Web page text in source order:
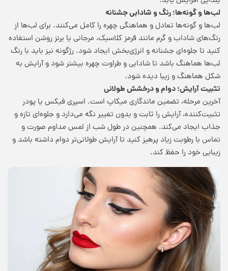
لب‌ها و گونه‌ها؛ رنگ و شادابی جشنانه
لب‌ها و گونه‌ها تعادل و هماهنگی چهره را کامل می‌کنند. برای لب‌ها از
رنگ‌های شاداب و گرم مانند قرمز کلاسیک، مرجانی یا برنز روشن استفاده
کنید تا جلوه‌ای جشنانه و انرژی‌بخش ایجاد شود. رژگونه نیز باید با رنگ
لب‌ها هماهنگ باشد تا شادابی و طراوت چهره بیشتر شود و آرایش به
شکل هماهنگ و زیبا دیده شود.
تثبیت آرایش؛ دوام و درخشش طولانی
آخرین مرحله، تضمین ماندگاری میکاپ است. اسپری فیکس یا پودر
تثبیت‌کننده، آرایش را ثابت و بدون تغییر نگه می‌دارد و جلوه‌ای تازه و
جذاب ایجاد می‌کند. همچنین در طول شب از لمس مداوم صورت و
تماس با رطوبت زیاد پرهیز کنید تا آرایش طولانی‌تر دوام داشته باشد و
زیبایی خود را حفظ کند.